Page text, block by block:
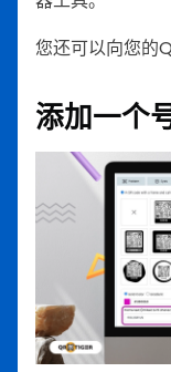
您还可以向您的
添加一个